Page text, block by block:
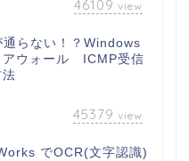
46109 view
通らない！？Windows
アウォール ICMP受信
45379 view
でOCR(文字認識)